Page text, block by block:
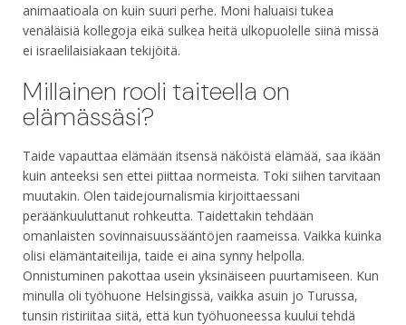
animaatioala on kuin suuri perhe. Moni haluaisi tukea
venäläisiä kollegoja eikä sulkea heitä ulkopuolelle siinä missä
ei israelilaisiakaan tekijöitä.
Millainen rooli taiteella on
elämässäsi?
Taide vapauttaa elämään itsensä näköistä elämää, saa ikään
kuin anteeksi sen ettei piittaa normeista. Toki siihen tarvitaan
muutakin. Olen taidejournalismia kirjoittaessani
peräänkuuluttanut rohkeutta. Taidettakin tehdään
omanlaisten sovinnaisuussääntöjen raameissa. Vaikka kuinka
olisi elämäntaiteilija, taide ei aina synny helpolla.
Onnistuminen pakottaa usein yksinäiseen puurtamiseen. Kun
minulla oli työhuone Helsingissä, vaikka asuin jo Turussa,
tunsin ristiriitaa siitä, että kun työhuoneessa kuului tehdä